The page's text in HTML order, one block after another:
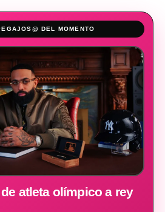
DEL MOMENTO
atleta olímpico a rey